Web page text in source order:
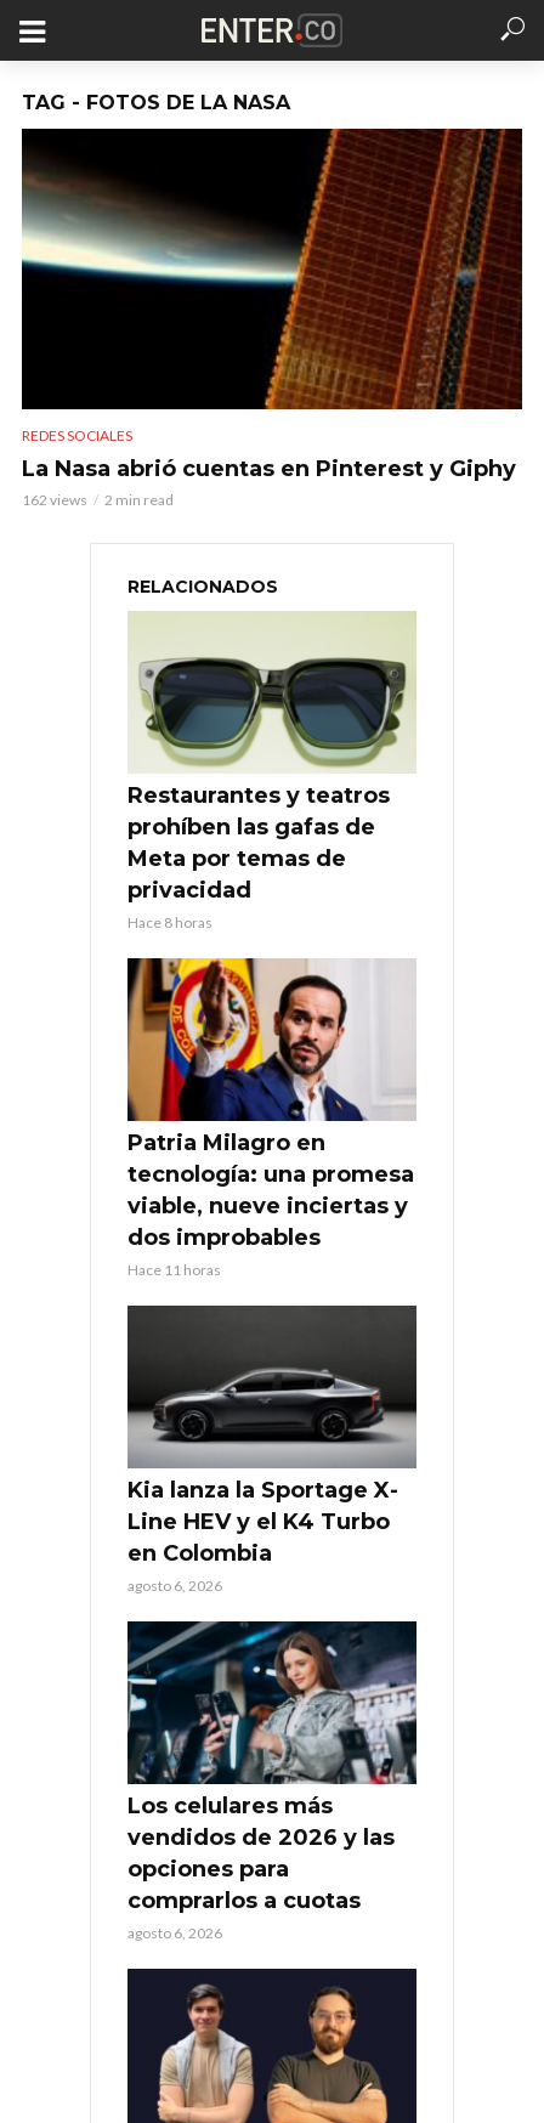
TAG - FOTOS DE LA NASA
REDES SOCIALES
La Nasa abrió cuentas en Pinterest y Giphy
162 views 2 min read
RELACIONADOS
Restaurantes y teatros
prohíben las gafas de
Meta por temas de
privacidad
Hace 8 horas
Patria Milagro en
tecnología: una promesa
viable, nueve inciertas y
dos improbables
Hace 11 horas
Kia lanza la Sportage X-
Line HEV y el K4 Turbo
en Colombia
agosto 6, 2026
Los celulares más
vendidos de 2026 y las
opciones para
comprarlos a cuotas
agosto 6, 2026